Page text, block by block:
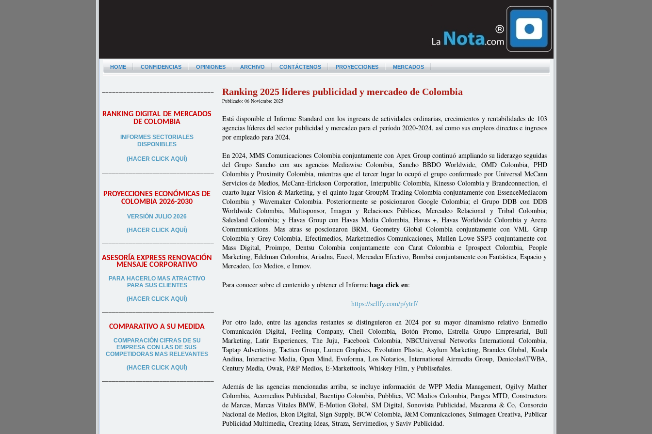
HOME CONFIDENCIAS OPINIONES ARCHIVO CONTÁCTENOS PROYECCIONES MERCADOS
–––––––––––––––––––––––––––––––––
RANKING DIGITAL DE MERCADOS
DE COLOMBIA
INFORMES SECTORIALES
DISPONIBLES
(HACER CLICK AQUÍ)
–––––––––––––––––––––––––––––––––
PROYECCIONES ECONÓMICAS DE
COLOMBIA 2026-2030
VERSIÓN JULIO 2026
(HACER CLICK AQUÍ)
–––––––––––––––––––––––––––––––––
ASESORÍA EXPRESS RENOVACIÓN
MENSAJE CORPORATIVO
PARA HACERLO MAS ATRACTIVO
PARA SUS CLIENTES
(HACER CLICK AQUÍ)
–––––––––––––––––––––––––––––––––
COMPARATIVO A SU MEDIDA
COMPARACIÓN CIFRAS DE SU
EMPRESA CON LAS DE SUS
COMPETIDORAS MAS RELEVANTES
(HACER CLICK AQUÍ)
–––––––––––––––––––––––––––––––––
Ranking 2025 líderes publicidad y mercadeo de Colombia
Publicado: 06 Noviembre 2025
Está disponible el Informe Standard con los ingresos de actividades ordinarias, crecimientos y rentabilidades de 103
agencias líderes del sector publicidad y mercadeo para el período 2020-2024, así como sus empleos directos e ingresos
por empleado para 2024.
En 2024, MMS Comunicaciones Colombia conjuntamente con Apex Group continuó ampliando su liderazgo seguidas
del Grupo Sancho con sus agencias Mediawise Colombia, Sancho BBDO Worldwide, OMD Colombia, PHD
Colombia y Proximity Colombia, mientras que el tercer lugar lo ocupó el grupo conformado por Universal McCann
Servicios de Medios, McCann-Erickson Corporation, Interpublic Colombia, Kinesso Colombia y Brandconnection, el
cuarto lugar Vision & Marketing, y el quinto lugar GroupM Trading Colombia conjuntamente con EssenceMediacom
Colombia y Wavemaker Colombia. Posteriormente se posicionaron Google Colombia; el Grupo DDB con DDB
Worldwide Colombia, Multisponsor, Imagen y Relaciones Públicas, Mercadeo Relacional y Tribal Colombia;
Salesland Colombia; y Havas Group con Havas Media Colombia, Havas +, Havas Worldwide Colombia y Arena
Communications. Mas atras se poscionaron BRM, Geometry Global Colombia conjuntamente con VML Grup
Colombia y Grey Colombia, Efectimedios, Marketmedios Comunicaciones, Mullen Lowe SSP3 conjuntamente con
Mass Digital, Proimpo, Dentsu Colombia conjuntamente con Carat Colombia e Iprospect Colombia, People
Marketing, Edelman Colombia, Ariadna, Eucol, Mercadeo Efectivo, Bombai conjuntamente con Fantástica, Espacio y
Mercadeo, Ico Medios, e Inmov.
Para conocer sobre el contenido y obtener el Informe haga click en:
https://sellfy.com/p/ytrf/
Por otro lado, entre las agencias restantes se distinguieron en 2024 por su mayor dinamismo relativo Enmedio
Comunicación Digital, Feeling Company, Cheil Colombia, Botón Promo, Estrella Grupo Empresarial, Bull
Marketing, Latir Experiences, The Juju, Facebook Colombia, NBCUniversal Networks International Colombia,
Taptap Advertising, Tactico Group, Lumen Graphics, Evolution Plastic, Asylum Marketing, Brandex Global, Koala
Andina, Interactive Media, Open Mind, Evoforma, Los Notarios, International Airmedia Group, Denicolas\TWBA,
Century Media, Owak, P&P Medios, E-Markettools, Whiskey Film, y Publiseñales.
Además de las agencias mencionadas arriba, se incluye información de WPP Media Management, Ogilvy Mather
Colombia, Acomedios Publicidad, Buentipo Colombia, Pubblica, VC Medios Colombia, Pangea MTD, Constructora
de Marcas, Marcas Vitales BMW, E-Motion Global, SM Digital, Sonovista Publicidad, Macarena & Co, Consorcio
Nacional de Medios, Ekon Digital, Sign Supply, BCW Colombia, J&M Comunicaciones, Suimagen Creativa, Publicar
Publicidad Multimedia, Creating Ideas, Straza, Servimedios, y Saviv Publicidad.